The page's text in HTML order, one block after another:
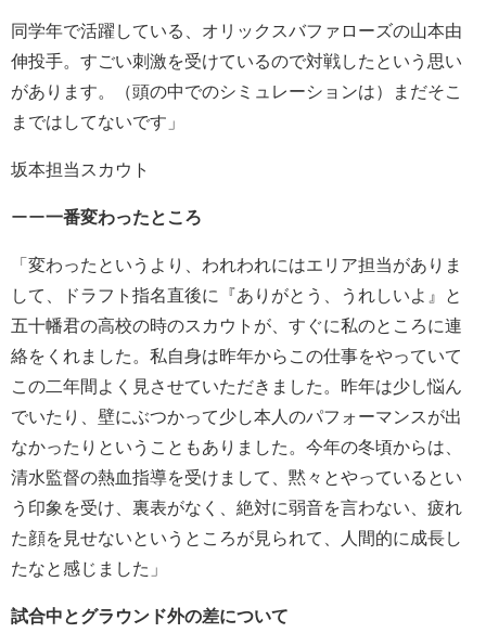
同学年で活躍している、オリックスバファローズの山本由
伸投手。すごい刺激を受けているので対戦したという思い
があります。（頭の中でのシミュレーションは）まだそこ
まではしてないです」
坂本担当スカウト
ーー一番変わったところ
「変わったというより、われわれにはエリア担当がありま
して、ドラフト指名直後に『ありがとう、うれしいよ』と
五十幡君の高校の時のスカウトが、すぐに私のところに連
絡をくれました。私自身は昨年からこの仕事をやっていて
この二年間よく見させていただきました。昨年は少し悩ん
でいたり、壁にぶつかって少し本人のパフォーマンスが出
なかったりということもありました。今年の冬頃からは、
清水監督の熱血指導を受けまして、黙々とやっているとい
う印象を受け、裏表がなく、絶対に弱音を言わない、疲れ
た顔を見せないというところが見られて、人間的に成長し
たなと感じました」
試合中とグラウンド外の差について